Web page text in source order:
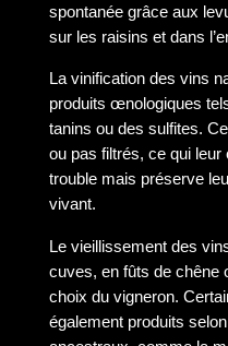
spontanée grâce aux
sur les raisins et dans
La vinification des vins
produits œnologiques
tanins ou des sulfites.
ou pas filtrés, ce qui
trouble mais préserve
vivant.
Le vieillissement des
cuves, en fûts de chêne
choix du vigneron.
également produits